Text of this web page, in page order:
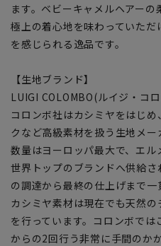
ます。ベビーキャメルヘアーの
極上の着心地を味わっていた
を感じられる逸品です。
【生地ブランド】
LUIGI COLOMBO(ルイジ・コ
コロンボ社はカシミヤをはじ
クなど高級素材を扱う生地メ
数量はヨーロッパ最大で、エ
世界トップのブランドへ供給
の調達から最終の仕上げまで
カシミヤ素材は現在でも天然
を行っています。コロンボで
からの2回行う非常に手間のか